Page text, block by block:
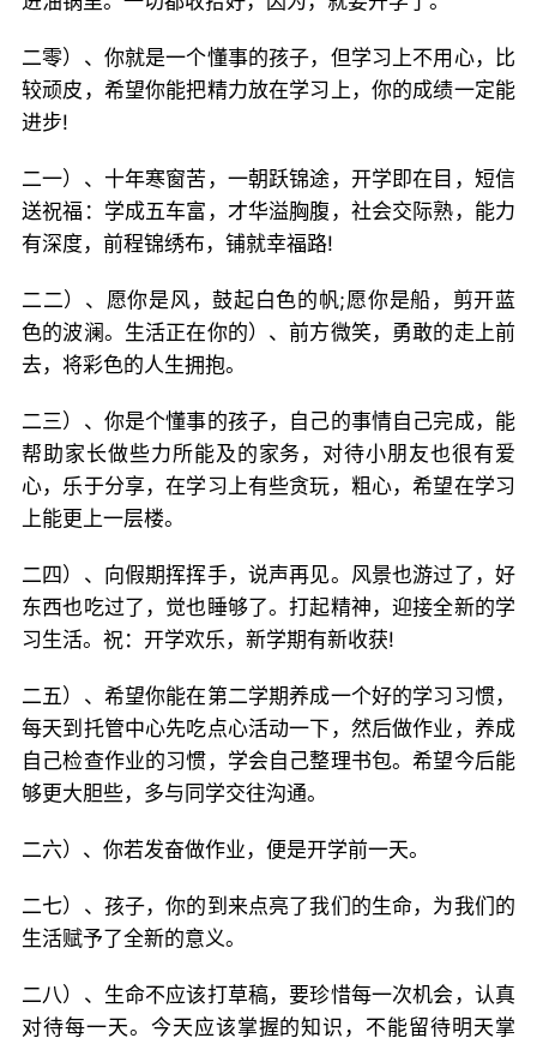
二零）、你就是一个懂事的孩子，但学习上不用心，比
较顽皮，希望你能把精力放在学习上，你的成绩一定能
进步!
二一）、十年寒窗苦，一朝跃锦途，开学即在目，短信
送祝福：学成五车富，才华溢胸腹，社会交际熟，能力
有深度，前程锦绣布，铺就幸福路!
二二）、愿你是风，鼓起白色的帆;愿你是船，剪开蓝
色的波澜。生活正在你的）、前方微笑，勇敢的走上前
去，将彩色的人生拥抱。
二三）、你是个懂事的孩子，自己的事情自己完成，能
帮助家长做些力所能及的家务，对待小朋友也很有爱
心，乐于分享，在学习上有些贪玩，粗心，希望在学习
上能更上一层楼。
二四）、向假期挥挥手，说声再见。风景也游过了，好
东西也吃过了，觉也睡够了。打起精神，迎接全新的学
习生活。祝：开学欢乐，新学期有新收获!
二五）、希望你能在第二学期养成一个好的学习习惯，
每天到托管中心先吃点心活动一下，然后做作业，养成
自己检查作业的习惯，学会自己整理书包。希望今后能
够更大胆些，多与同学交往沟通。
二六）、你若发奋做作业，便是开学前一天。
二七）、孩子，你的到来点亮了我们的生命，为我们的
生活赋予了全新的意义。
二八）、生命不应该打草稿，要珍惜每一次机会，认真
对待每一天。今天应该掌握的知识，不能留待明天掌